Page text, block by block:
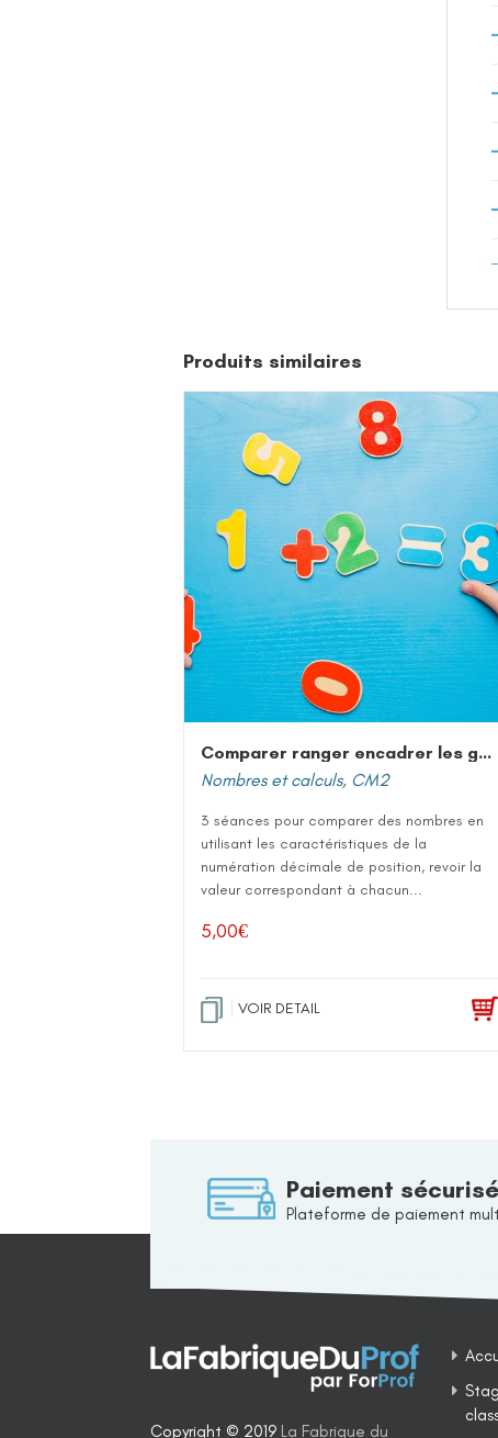
Produits similaires
Comparer ranger encadrer les grands nombres entiers
Nombres et calculs, CM2
3 séances pour comparer des nombres en
utilisant les caractéristiques de la
numération décimale de position, revoir la
valeur correspondant à chacun...
5,00€
VOIR DETAIL
Paiement sécurisé
Plateforme de paiement
Copyright © 2019 La Fabrique du